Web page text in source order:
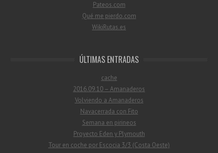
Pateos.com
Qué me pierdo.com
WikiRutas.es
ÚLTIMAS ENTRADAS
cache
2016.09.10 – Amanaderos
Volviendo a Amanaderos
Navacerrada con Fito
Semana en pirineos
Proyecto Eden y Plymouth
Tour en coche por Escocia 3/3 (Costa Oeste)